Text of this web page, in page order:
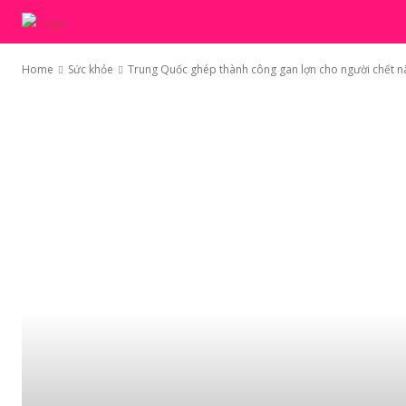
Home Sức khỏe Trung Quốc ghép thành công gan lợn cho người chết